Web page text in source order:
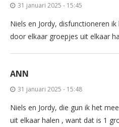
31 januari 2025 - 15:45
Niels en Jordy, disfunctioneren
door elkaar groepjes uit elkaar
ANN
31 januari 2025 - 15:48
Niels en Jordy, die gun ik het
uit elkaar halen , want dat is 1